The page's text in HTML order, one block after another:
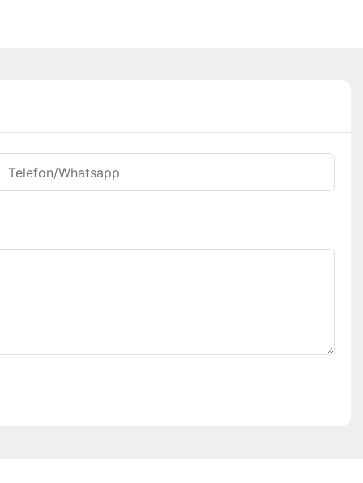
Telefon/whatsapp